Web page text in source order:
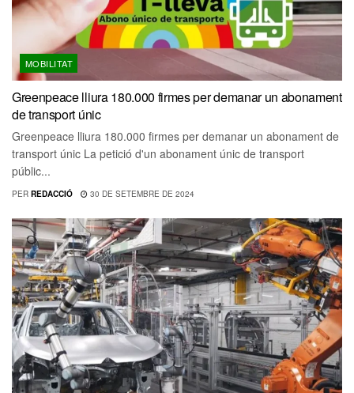
MOBILITAT
Greenpeace lliura 180.000 firmes per demanar un abonament
de transport únic
Greenpeace lliura 180.000 firmes per demanar un abonament de
transport únic La petició d'un abonament únic de transport
públic...
PER REDACCIÓ 30 DE SETEMBRE DE 2024